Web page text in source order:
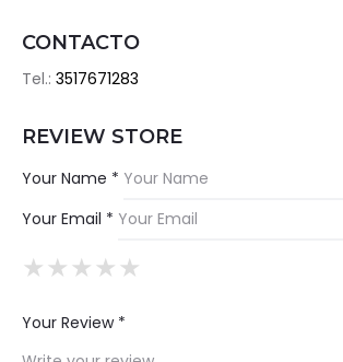
CONTACTO
Tel.: 3517671283
REVIEW STORE
Your Name *
Your Email *
★
★★
★★★
★★★★
★★★★★
Your Review *